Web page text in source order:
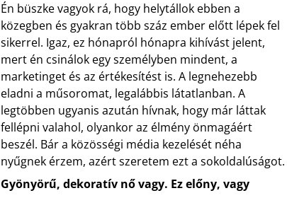
Én büszke vagyok rá, hogy helytállok ebben a
közegben és gyakran több száz ember előtt lépek fel
sikerrel. Igaz, ez hónapról hónapra kihívást jelent,
mert én csinálok egy személyben mindent, a
marketinget és az értékesítést is. A legnehezebb
eladni a műsoromat, legalábbis látatlanban. A
legtöbben ugyanis azután hívnak, hogy már láttak
fellépni valahol, olyankor az élmény önmagáért
beszél. Bár a közösségi média kezelését néha
nyűgnek érzem, azért szeretem ezt a sokoldalúságot.
Gyönyörű, dekoratív nő vagy. Ez előny, vagy